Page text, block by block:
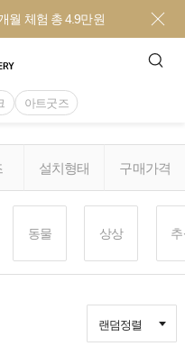
월 체험 총 4.9만원
아트굿즈
설치형태 구매가격
동물 상상
랜덤정렬